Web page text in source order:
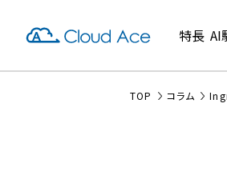
特長 AI
TOP コラム